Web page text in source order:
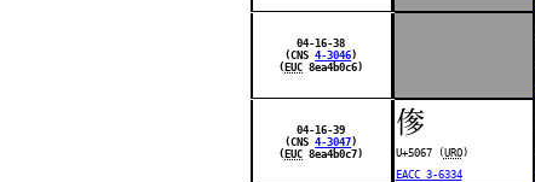
04-16-38
(CNS4-3046 )
( EUC 8ea4b0c6)
04-16-39
(CNS4-3047 )
( EUC 8ea4b0c7)
偧
U+5067 (URO)
EACC 3-6334